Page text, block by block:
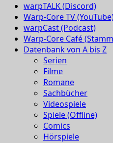
warpTALK (Discord)
Warp-Core TV
warpCast (Podcast)
Warp-Core Café
Datenbank von A bis Z
Serien
Filme
Romane
Sachbücher
Videospiele
Spiele (Offline)
Comics
Hörspiele